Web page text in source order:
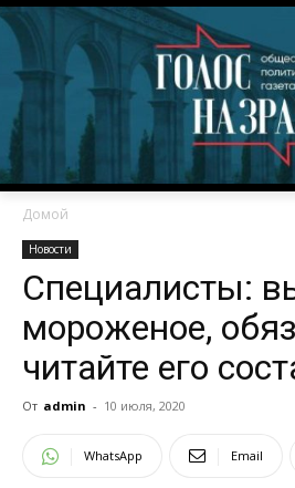
Домой
Новости
Специалисты:
мороженое,
читайте его
От admin - 10 июля, 2020
WhatsApp Email